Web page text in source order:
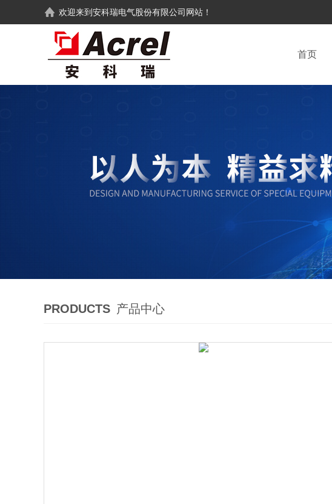
欢迎来到安科瑞电气股份有限公司 网站！
首页
PRODUCTS 产品中心